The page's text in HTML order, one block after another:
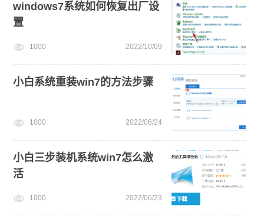
windows7系统如何恢复出厂设
置
1000 2022/10/09
小白系统重装win7的方法步骤
1000 2022/06/24
小白三步装机系统win7怎么激
活
1000 2022/06/23